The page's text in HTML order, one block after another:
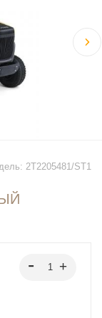
2T2205481/ST1